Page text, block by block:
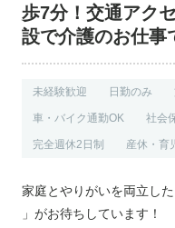
0800-555-1109
歩7分！交通アク
設で介護のお仕
未経験歓迎 日勤のみ
車・バイク通勤OK 社会
完全週休2日制 産休・育
家庭とやりがいを両立し
」がお待ちしています！